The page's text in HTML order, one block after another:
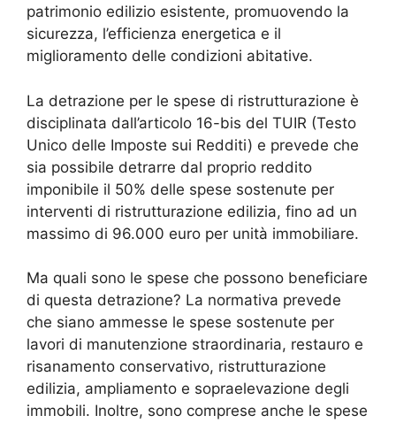
patrimonio edilizio esistente, promuovendo la
sicurezza, l’efficienza energetica e il
miglioramento delle condizioni abitative.
La detrazione per le spese di ristrutturazione è
disciplinata dall’articolo 16-bis del TUIR (Testo
Unico delle Imposte sui Redditi) e prevede che
sia possibile detrarre dal proprio reddito
imponibile il 50% delle spese sostenute per
interventi di ristrutturazione edilizia, fino ad un
massimo di 96.000 euro per unità immobiliare.
Ma quali sono le spese che possono beneficiare
di questa detrazione? La normativa prevede
che siano ammesse le spese sostenute per
lavori di manutenzione straordinaria, restauro e
risanamento conservativo, ristrutturazione
edilizia, ampliamento e sopraelevazione degli
immobili. Inoltre, sono comprese anche le spese